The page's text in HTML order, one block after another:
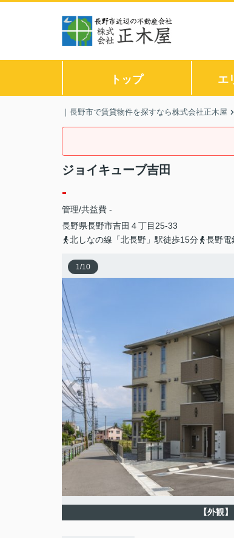
トップ エ
｜長野市で賃貸物件を探すなら株式会社正木屋
ジョイキューブ吉田
-
管理/共益費 -
長野県長野市吉田 ４丁目25-33
北しなの線「北長野」駅徒歩15分
長野電
1/10
【外観】